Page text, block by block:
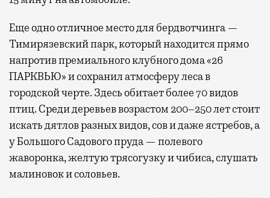
Еще одно отличное место для бердвотчинга —
Тимирязевский парк, который находится прямо
напротив премиального клубного дома «26
ПАРКВЬЮ» и сохранил атмосферу леса в
городской черте. Здесь обитает более 70 видов
птиц. Среди деревьев возрастом 200–250 лет стоит
искать дятлов разных видов, сов и даже ястребов, а
у Большого Садового пруда — полевого
жаворонка, желтую трясогузку и чибиса, слушать
малиновок и соловьев.